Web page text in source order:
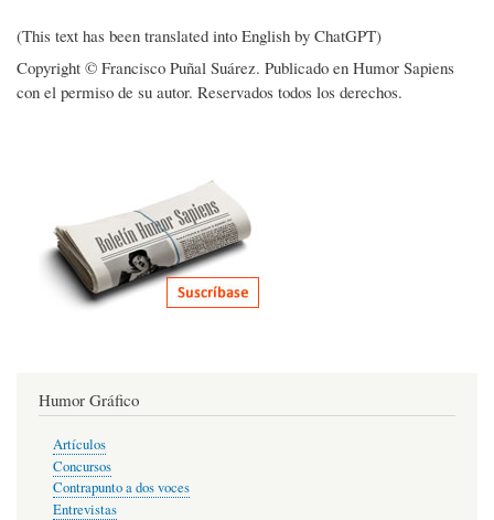
(This text has been translated into English by ChatGPT)
Copyright © Francisco Puñal Suárez. Publicado en Humor Sapiens
con el permiso de su autor. Reservados todos los derechos.
Humor Gráfico
Artículos
Concursos
Contrapunto a dos voces
Entrevistas